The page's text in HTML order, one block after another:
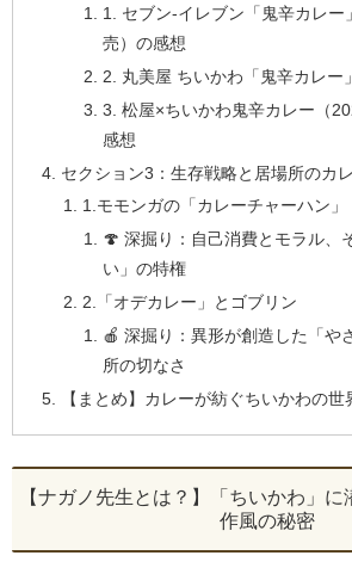
1. セブン-イレブン「鬼辛カレー
売）の感想
2. 丸美屋 ちいかわ「鬼辛カレー
3. 松屋×ちいかわ鬼辛カレー（
感想
セクション3：生存戦略と居場所のカレ
1.モモンガの「カレーチャーハン」
🍄 深掘り：自己消費とモラル、
い」の特権
2.「オデカレー」とゴブリン
🍎 深掘り：異形が創造した「や
所の切なさ
【まとめ】カレーが紡ぐちいかわの世
【ナガノ先生とは？】「ちいかわ」に
作風の秘密